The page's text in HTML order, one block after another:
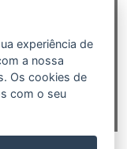
experiência de
a nossa
Os cookies de
com o seu